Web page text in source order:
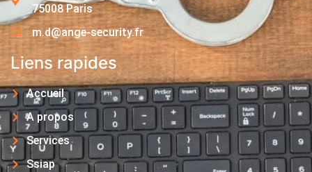
75008 Paris
m.d@ange-security.fr
Liens rapides
Accueil
A propos
Services
Ssiap